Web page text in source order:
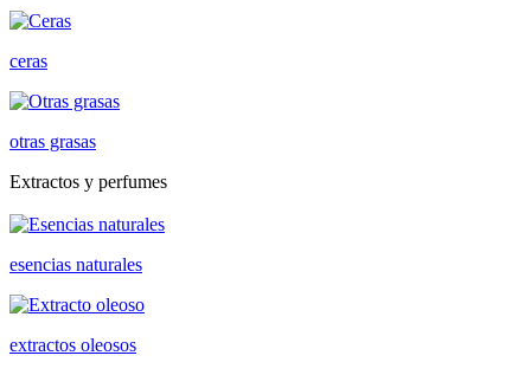
ceras
otras grasas
Extractos y perfumes
esencias naturales
extractos oleosos